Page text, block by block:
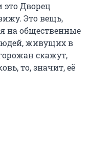
это Дворец
Это вещь,
на общественные
живущих в
скажут,
то, значит, её